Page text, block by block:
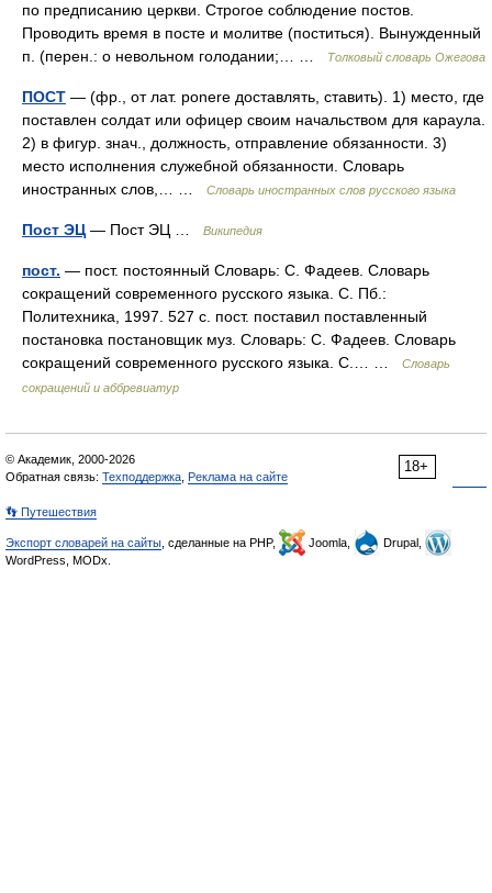
по предписанию церкви. Строгое соблюдение постов.
Проводить время в посте и молитве (поститься). Вынужденный
п. (перен.: о невольном голодании;… …
Толковый словарь Ожегова
ПОСТ — (фр., от лат. ponere доставлять, ставить). 1) место, где
поставлен солдат или офицер своим начальством для караула.
2) в фигур. знач., должность, отправление обязанности. 3)
место исполнения служебной обязанности. Словарь
иностранных слов,… …
Словарь иностранных слов русского языка
Пост ЭЦ — Пост ЭЦ … Википедия
пост. — пост. постоянный Словарь: С. Фадеев. Словарь
сокращений современного русского языка. С. Пб.:
Политехника, 1997. 527 с. пост. поставил поставленный
постановка постановщик муз. Словарь: С. Фадеев. Словарь
сокращений современного русского языка. С.… …
Словарь
сокращений и аббревиатур
18+
© Академик, 2000-2026
Обратная связь: Техподдержка Реклама на сайте
👣 Путешествия
Экспорт словарей на сайты , сделанные на PHP, Joomla,
Drupal,
WordPress, MODx.